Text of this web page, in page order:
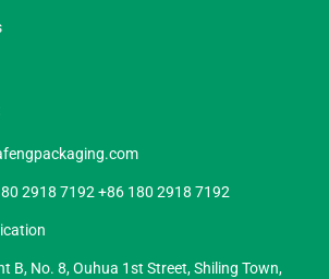
2918 7192 +86 180 2918 7192
B, No. 8, Ouhua 1st Street, Shiling Town,